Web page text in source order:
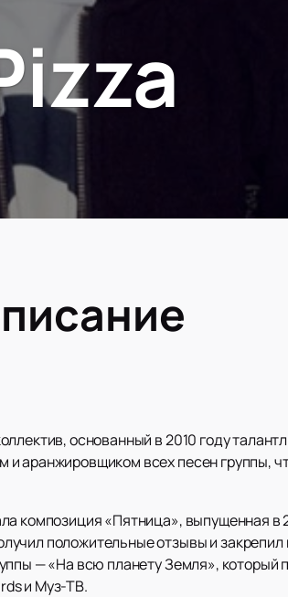
основанный в 2010 году
аранжировщиком всех песен группы,
композиция «Пятница», выпущенная в
положительные отзывы и закрепил
— «На всю планету Земля», который
и Муз-ТВ.